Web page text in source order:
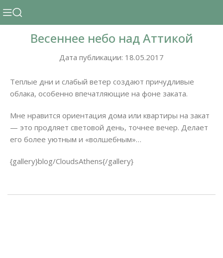
Весеннее небо над Аттикой
Дата публикации: 18.05.2017
Теплые дни и слабый ветер создают причудливые
облака, особенно впечатляющие на фоне заката.
Мне нравится ориентация дома или квартиры на закат
— это продляет световой день, точнее вечер. Делает
его более уютным и «волшебным»…
{gallery}blog/CloudsAthens{/gallery}